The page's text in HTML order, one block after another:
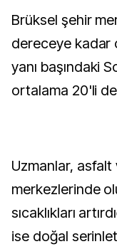
Brüksel şehir
dereceye kadar
yanı başındaki
ortalama 20'li
Uzmanlar,
merkezlerinde
sıcaklıkları
ise doğal